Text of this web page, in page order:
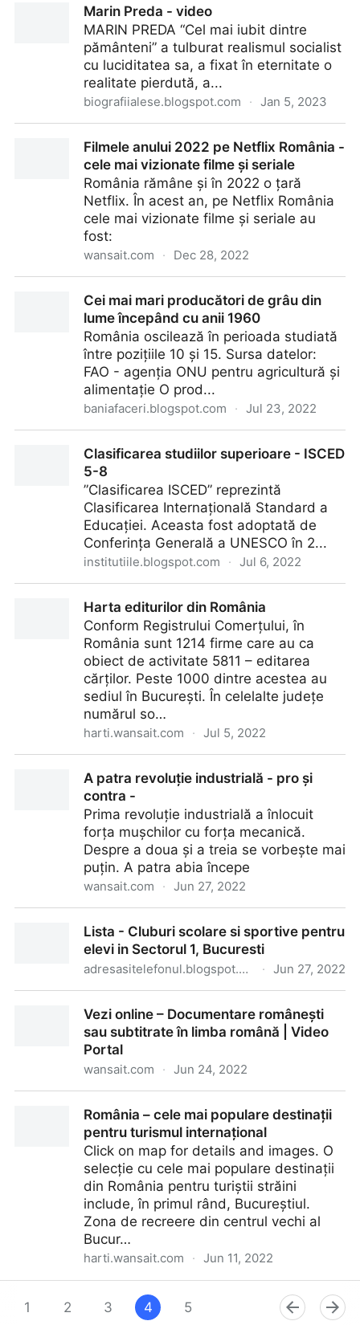
Globurile de Aur)Marin Preda - video
MARIN PREDA “Cel mai iubit dintre
pământeni” a tulburat realismul socialist
cu luciditatea sa, a fixat în eternitate o
realitate pierdută, a...
biografiialese.blogspot.com · Jan 5, 2023
Filmele anului 2022 pe Netflix România -
cele mai vizionate filme și seriale
România rămâne și în 2022 o țară
Netflix. În acest an, pe Netflix România
cele mai vizionate filme și seriale au
fost:
wansait.com · Dec 28, 2022
vizionate filme și seriale
Cei mai mari producători de grâu din
lume începând cu anii 1960
România oscilează în perioada studiată
între pozițiile 10 și 15. Sursa datelor:
FAO - agenția ONU pentru agricultură și
alimentație O prod...
baniafaceri.blogspot.com · Jul 23, 2022
cu anii 1960Clasificarea studiilor superioare - ISCED
5-8
”Clasificarea ISCED” reprezintă
Clasificarea Internațională Standard a
Educației. Aceasta fost adoptată de
Conferința Generală a UNESCO în 2...
institutiile.blogspot.com · Jul 6, 2022
Harta editurilor din România
Conform Registrului Comerțului, în
România sunt 1214 firme care au ca
obiect de activitate 5811 – editarea
cărților. Peste 1000 dintre acestea au
sediul în București. În celelalte județe
numărul so…
harti.wansait.com · Jul 5, 2022
A patra revoluție industrială - pro și
contra -
Prima revoluție industrială a înlocuit
forța mușchilor cu forța mecanică.
Despre a doua și a treia se vorbește mai
puțin. A patra abia începe
wansait.com · Jun 27, 2022
Lista - Cluburi scolare si sportive pentru
elevi in Sectorul 1, Bucuresti
adresasitelefonul.blogspot.com · Jun 27, 2022
Sectorul 1, BucurestiVezi online – Documentare românești
sau subtitrate în limba română | Video
Portal
wansait.com · Jun 24, 2022
în limba română | Video Portal
România – cele mai populare destinații
pentru turismul internațional
Click on map for details and images. O
selecție cu cele mai populare destinații
din România pentru turiștii străini
include, în primul rând, Bucureștiul.
Zona de recreere din centrul vechi al
Bucur…
harti.wansait.com · Jun 11, 2022
turismul internațional
1 2 3 4 5